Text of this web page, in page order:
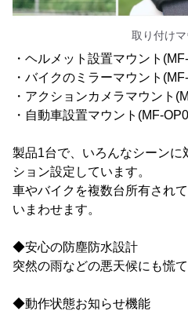
取り付けマ
・ヘルメット設置マウント
・バイクのミラーマウント
・アクションカメラマウント
・自動車設置マウント(MF-
製品1台で、いろんなシーン
ション設定しています。
車やバイクを複数台所有され
いまわせます。
◆安心の防塵防水設計
突然の雨などの悪天候にも慌
◆動作状態お知らせ機能